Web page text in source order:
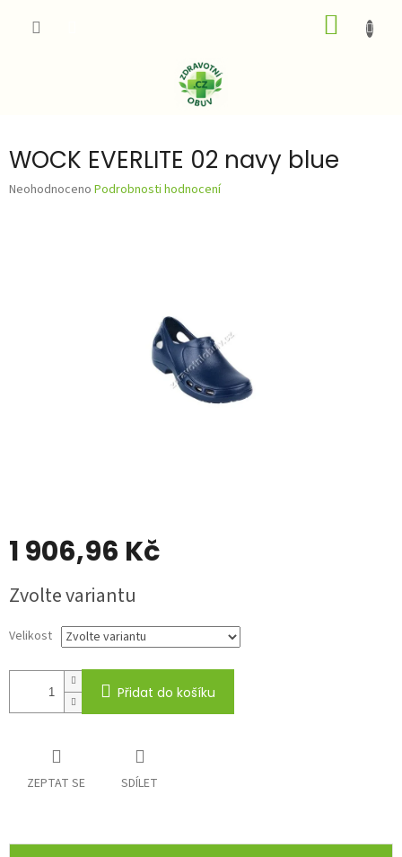
KOŠÍK
WOCK EVERLITE 02 navy blue
Průměrné
Neohodnoceno Podrobnosti hodnocení
1 906,96 Kč
cena:
Zvolte variantu
Velikost
Přidat do košíku
ZEPTAT SE SDÍLET